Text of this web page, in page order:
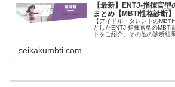
【最新】ENTJ-指揮官
まとめ【MBTI性格診断】
【アイドル・タレントの
としたENTJ-指揮官型の
トをご紹介。その他の診断結
seikakumbti.com